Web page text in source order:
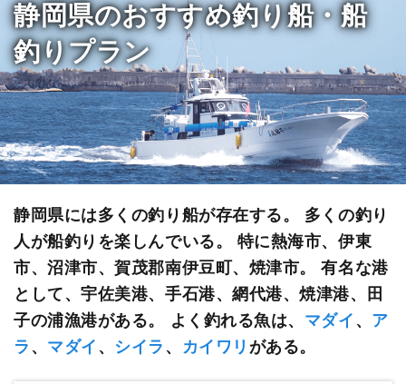
静岡県のおすすめ釣り船・船
釣りプラン
静岡県には多くの釣り船が存在する。 多くの釣り
人が船釣りを楽しんでいる。 特に熱海市、伊東
市、沼津市、賀茂郡南伊豆町、焼津市。 有名な港
として、宇佐美港、手石港、網代港、焼津港、田
子の浦漁港がある。 よく釣れる魚は、 マダイ 、 ア
ラ 、 マダイ 、 シイラ 、 カイワリ がある。